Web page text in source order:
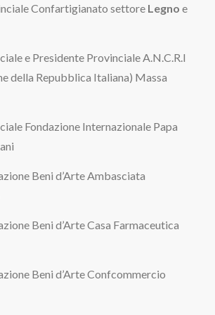
Confartigianato settore Legno e
e Presidente Provinciale A.N.C.R.I
della Repubblica Italiana) Massa
Fondazione Internazionale Papa
Beni d’Arte Ambasciata
Beni d’Arte Casa Farmaceutica
Beni d’Arte Confcommercio